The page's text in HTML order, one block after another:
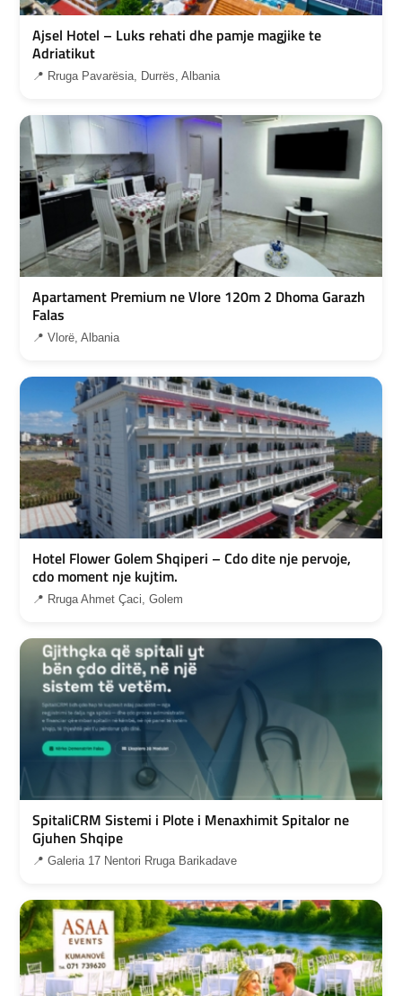
Ajsel Hotel – Luks rehati dhe pamje magjike te
Adriatikut
📍 Rruga Pavarësia, Durrës, Albania
Apartament Premium ne Vlore 120m 2 Dhoma Garazh
Falas
📍 Vlorë, Albania
Hotel Flower Golem Shqiperi – Cdo dite nje pervoje,
cdo moment nje kujtim.
📍 Rruga Ahmet Çaci, Golem
SpitaliCRM Sistemi i Plote i Menaxhimit Spitalor ne
Gjuhen Shqipe
📍 Galeria 17 Nentori Rruga Barikadave